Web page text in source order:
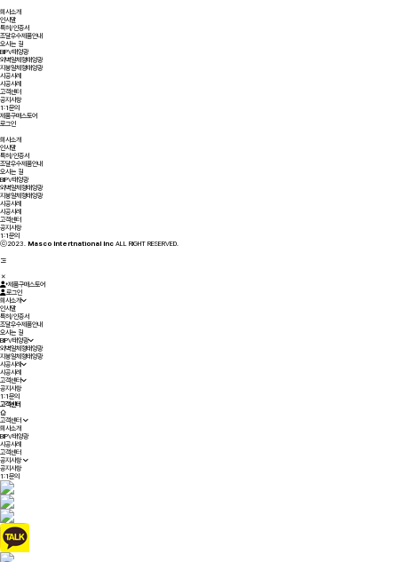
회사소개
인사말
특허/인증서
조달우수제품안내
오시는 길
BIPV태양광
외벽일체형태양광
지붕일체형태양광
시공사례
시공사례
고객센터
공지사항
1:1문의
제품구매스토어
로그인
회사소개
인사말
특허/인증서
조달우수제품안내
오시는 길
BIPV태양광
외벽일체형태양광
지붕일체형태양광
시공사례
시공사례
고객센터
공지사항
1:1문의
ⓒ2023. Masco Intertnational Inc ALL RIGHT RESERVED.
제품구매스토어
로그인
회사소개
인사말
특허/인증서
조달우수제품안내
오시는 길
BIPV태양광
외벽일체형태양광
지붕일체형태양광
시공사례
시공사례
고객센터
공지사항
1:1문의
고객센터
고객센터
회사소개
BIPV태양광
시공사례
고객센터
공지사항
공지사항
1:1문의